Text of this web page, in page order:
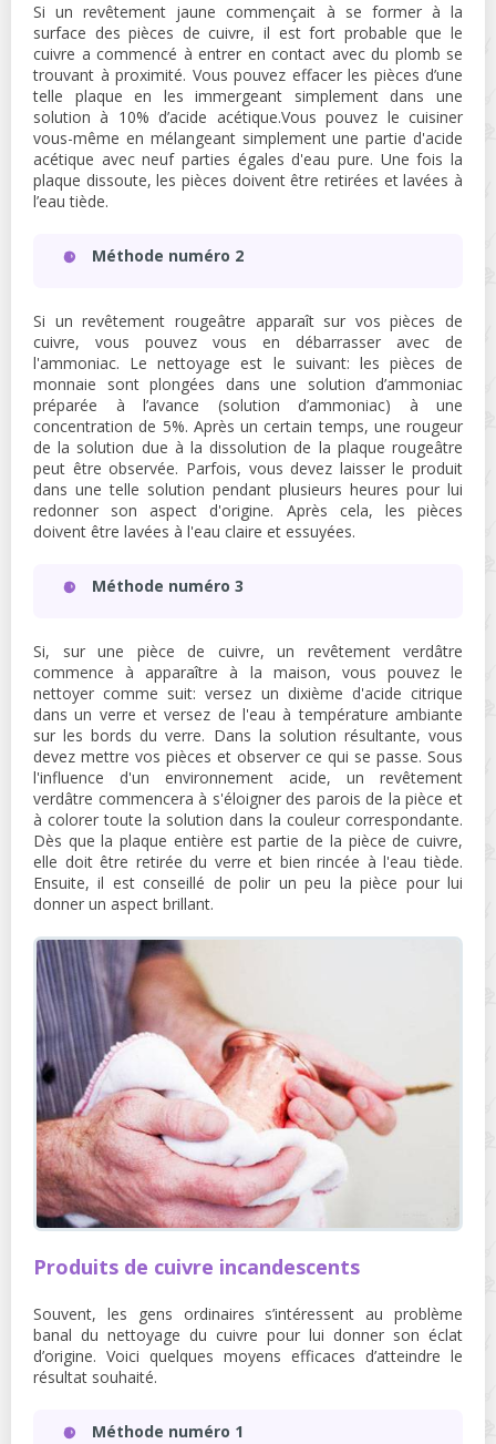
Si un revêtement jaune commençait à se former à la
surface des pièces de cuivre, il est fort probable que le
cuivre a commencé à entrer en contact avec du plomb se
trouvant à proximité. Vous pouvez effacer les pièces d’une
telle plaque en les immergeant simplement dans une
solution à 10% d’acide acétique.Vous pouvez le cuisiner
vous-même en mélangeant simplement une partie d'acide
acétique avec neuf parties égales d'eau pure. Une fois la
plaque dissoute, les pièces doivent être retirées et lavées à
l’eau tiède.
Méthode numéro 2
Si un revêtement rougeâtre apparaît sur vos pièces de
cuivre, vous pouvez vous en débarrasser avec de
l'ammoniac. Le nettoyage est le suivant: les pièces de
monnaie sont plongées dans une solution d’ammoniac
préparée à l’avance (solution d’ammoniac) à une
concentration de 5%. Après un certain temps, une rougeur
de la solution due à la dissolution de la plaque rougeâtre
peut être observée. Parfois, vous devez laisser le produit
dans une telle solution pendant plusieurs heures pour lui
redonner son aspect d'origine. Après cela, les pièces
doivent être lavées à l'eau claire et essuyées.
Méthode numéro 3
Si, sur une pièce de cuivre, un revêtement verdâtre
commence à apparaître à la maison, vous pouvez le
nettoyer comme suit: versez un dixième d'acide citrique
dans un verre et versez de l'eau à température ambiante
sur les bords du verre. Dans la solution résultante, vous
devez mettre vos pièces et observer ce qui se passe. Sous
l'influence d'un environnement acide, un revêtement
verdâtre commencera à s'éloigner des parois de la pièce et
à colorer toute la solution dans la couleur correspondante.
Dès que la plaque entière est partie de la pièce de cuivre,
elle doit être retirée du verre et bien rincée à l'eau tiède.
Ensuite, il est conseillé de polir un peu la pièce pour lui
donner un aspect brillant.
Produits de cuivre incandescents
Souvent, les gens ordinaires s’intéressent au problème
banal du nettoyage du cuivre pour lui donner son éclat
d’origine. Voici quelques moyens efficaces d’atteindre le
résultat souhaité.
Méthode numéro 1